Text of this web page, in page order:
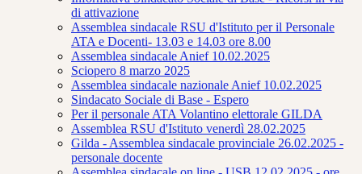
di attivazione
Assemblea sindacale RSU d'Istituto per il Personale
ATA e Docenti- 13.03 e 14.03 ore 8.00
Assemblea sindacale Anief 10.02.2025
Sciopero 8 marzo 2025
Assemblea sindacale nazionale Anief 10.02.2025
Sindacato Sociale di Base - Espero
Per il personale ATA Volantino elettorale GILDA
Assemblea RSU d'Istituto venerdì 28.02.2025
Gilda - Assemblea sindacale provinciale 26.02.2025 -
personale docente